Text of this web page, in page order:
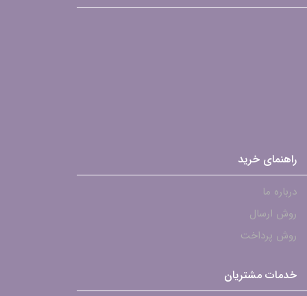
راهنمای خرید
درباره ما
روش ارسال
روش پرداخت
خدمات مشتریان